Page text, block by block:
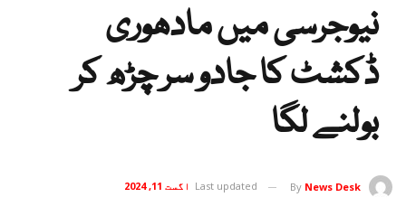
نیوجرسی میں مادھوری
ڈکشٹ کا جادو سر چڑھ کر
بولنے لگا
By News Desk
Last updated اگست 11, 2024